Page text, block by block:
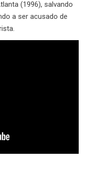
(1996), salvando
a ser acusado de